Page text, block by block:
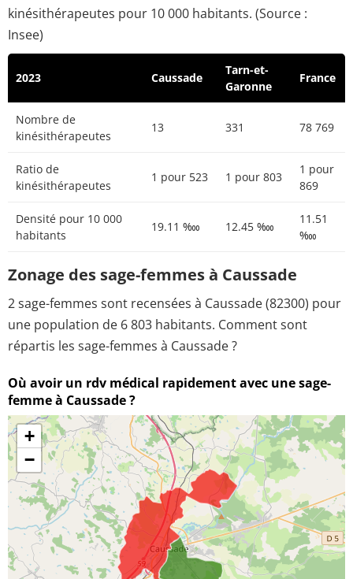
kinésithérapeutes pour 10 000 habitants. (Source :
Insee)
2023 Caussade
Tarn-et-
Garonne
France
Nombre de
kinésithérapeutes
13 331 78 769
Ratio de
kinésithérapeutes
1 pour 523 1 pour 803
1 pour
869
Densité pour 10 000
habitants
19.11 ‱ 12.45 ‱
11.51
‱
Zonage des sage-femmes à Caussade
2 sage-femmes sont recensées à Caussade (82300) pour
une population de 6 803 habitants. Comment sont
répartis les sage-femmes à Caussade ?
Où avoir un rdv médical rapidement avec une sage-
femme à Caussade ?
+
−